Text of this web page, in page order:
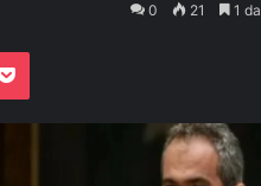
0 21 1
Pocket